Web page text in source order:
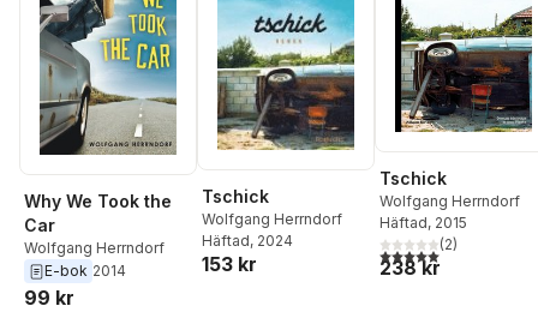
Why We Took the
Car
Wolfgang Herrndorf
E-bok 2014
99 kr
Tschick
Wolfgang Herrndorf
Häftad, 2024
153 kr
Tschick
Wolfgang Herrndorf
Häftad, 2015
5,0utav 5 stjärnor.
(2)
238 kr